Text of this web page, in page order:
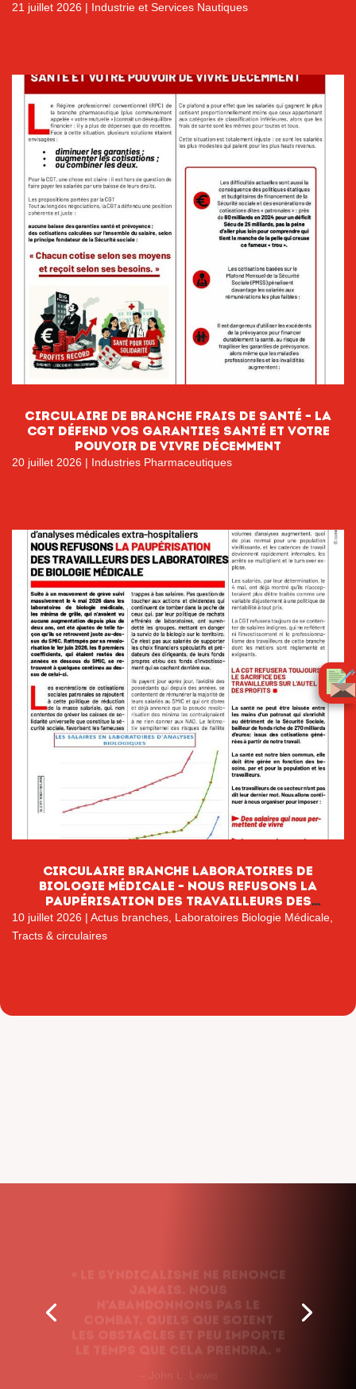
21 juillet 2026 | Industrie et Services Nautiques
circulaire de branche FRAIS DE SANTÉ – LA
CGT DÉFEND VOS GARANTIES SANTÉ ET VOTRE
POUVOIR DE VIVRE DÉCEMMENT
20 juillet 2026 | Industries Pharmaceutiques
CIRCULAIRE BRANCHE LABORATOIRES DE
BIOLOGIE MÉDICALE – NOUS REFUSONS LA
PAUPÉRISATION DES TRAVAILLEURS DES
LABORATOIRES DE BIOLOGIE MÉDICALE
10 juillet 2026 | Actus branches Laboratoires Biologie Médicale
Tracts & circulaires
combat, quels que soient
les obstacles et peu importe
le temps que cela prendra. »